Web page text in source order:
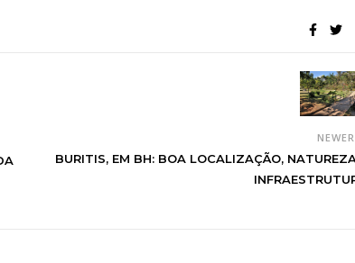
BURITIS, EM BH: BOA LOCALIZAÇÃO,